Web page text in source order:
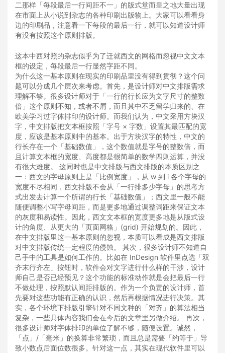
二那样「每段最后一行间距不一」的版式堂而皇之地大量出现
在市面上从小说到杂志的各种印刷出版物上。大家可以看看身
边的印刷品，注意看一下每段的最后一行，就可以知道设计师
有没有按照这个原则排版。
这本中西对照的杂志似乎为了迁就西文的网格而忽视中文文本
框的设定，每段最后一行显然字距不同。
为什么这一基本原则在现实的印刷品里没有得到贯彻？这个问
题可以分成几个层次来考虑。首先，是设计师对中文排版需求
理解不够。很多设计师对于「一行的行长应为文字尺寸的整数
倍」这个原则不知，或者不屑，而且其中不乏留学归来的、在
欧美学习过字体排印的设计师。而我们认为，中文采用方块汉
字，中文排版把文本框按照「字号 × 字数」设置其最匹配的宽
度，应该是基本原则中的基本。出于方块汉字的特性，中文的
行长存在一个「基础数值」，这个数值就是字号的整数倍，而
且计算文本框的宽度、高度都是很简单的数学四则运算，并没
有很大难度。 这同时也是中文排版与西文排版的本质区别之
一：西文的字母原则上是「比例宽度」，从 w 到 i 各个字母的
宽度不尽相同，西文排版不会从「一行排多少字母」的思考方
式出发去计算一个所谓的行长「基础数值」；西文里一般不能
随便调整小写字母间距，而是更多地通过调整词距来保证文本
的灰度和易读性。因此，西文文本框的宽度更多地是从版式设
计的角度、从更大的「页面网格」(grid) 开始规划的。因此，
在中文排版里这一基本原则的忽视，本质可以看成是西文排版
对中文排版传统一定程度的侵蚀。 其次，很多设计师不知道自
己手中的工具是如何工作的。比如在 InDesign 软件里点选「双
齐末行齐左」按钮时，软件会对文字进行什么样的干涉，设计
师自己是否已经预见？这个功能的标准动作就是会把最后一行
不做处理，按照默认间距排版的。作为一个负责的设计师，首
先要对这些功能有正确的认识，然后再根据情况进行决策。其
实，各个环境下排版引擎针对不同文种的「对齐」的算法相当
复杂，一些具体内容我们会在今后的文章里另做介绍。 再次，
很多设计师对字体排印的单位了解不够，随便设置。诚然，
「点」/「毫米」的换算非常繁琐，而且总是需要「约等于」导
致小数点后面位数很多。针对这一点，其实在现代软件里可以